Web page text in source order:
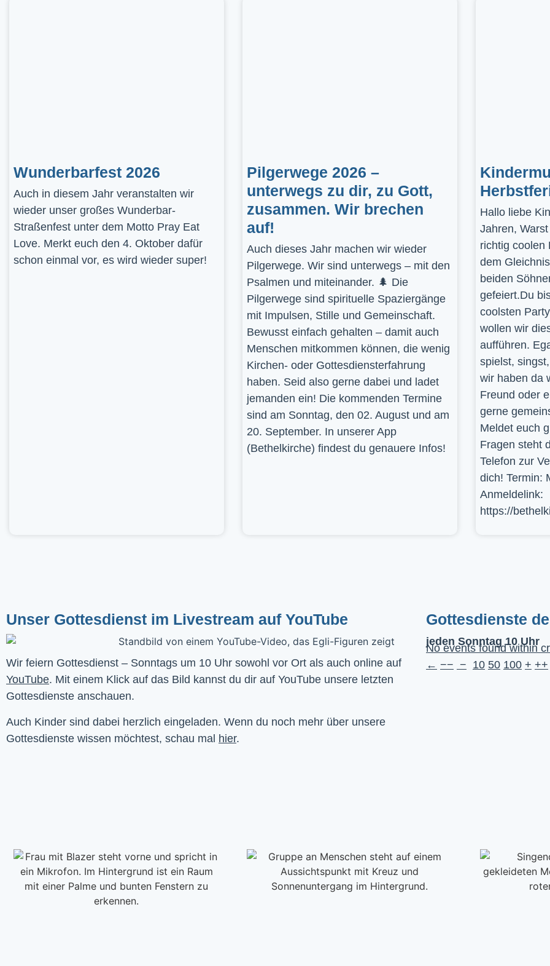
Wunderbarfest 2026
Auch in diesem Jahr veranstalten wir
wieder unser großes Wunderbar-
Straßenfest unter dem Motto Pray Eat
Love. Merkt euch den 4. Oktober dafür
schon einmal vor, es wird wieder super!
Pilgerwege 2026 –
unterwegs zu dir, zu Gott,
zusammen. Wir brechen
auf!
Auch dieses Jahr machen wir wieder
Pilgerwege. Wir sind unterwegs – mit den
Psalmen und miteinander. 🌲 Die
Pilgerwege sind spirituelle Spaziergänge
mit Impulsen, Stille und Gemeinschaft.
Bewusst einfach gehalten – damit auch
Menschen mitkommen können, die wenig
Kirchen- oder Gottesdiensterfahrung
haben. Seid also gerne dabei und ladet
jemanden ein! Die kommenden Termine
sind am Sonntag, den 02. August und am
20. September. In unserer App
(Bethelkirche) findest du genauere Infos!
Hallo liebe
Jahren,
richtig coolen
dem
beiden
gefeiert.Du
coolsten
wollen wir
aufführen.
spielst,
wir haben da
Freund oder
gerne
Meldet euch
Fragen steht
Telefon zur
dich! Termin:
Anmeldelink:
https://
Unser Gottesdienst im Livestream auf YouTube
YouTube. Mit einem Klick auf das Bild kannst du dir auf YouTube unsere letzten
Gottesdienste anschauen.
Auch Kinder sind dabei herzlich eingeladen. Wenn du noch mehr über unsere
Gottesdienste wissen möchtest, schau mal hier.
Gottesdienste
jeden Sonntag 10 Uhr
No events found within
← −− − 10 50 100 + ++